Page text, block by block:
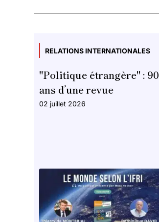
RELATIONS INTERNATIONALES
"Politique étrangère" : 90
ans d’une revue
02 juillet 2026